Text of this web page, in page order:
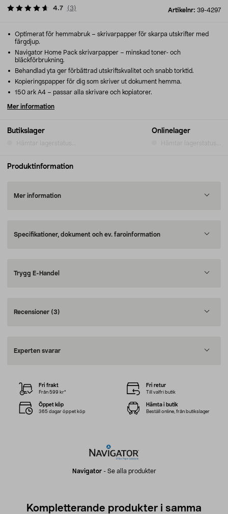
Artikelnr: 39-4297
4.7 (3)
Butikslager Onlinelager
Optimerat för hemmabruk – skrivarpapper för skarpa utskrifter med
färgdjup.
Navigator Home Pack skrivarpapper – minskad toner- och
bläckförbrukning.
Behandlad yta ger förbättrad utskriftskvalitet och snabb torktid.
Kopieringspapper för dig som skriver ut dokument hemma.
150 ark A4 – passar alla skrivare och kopiatorer.
Mer information
Produktinformation
Mer information
Specifikationer, dokument och ev. faroinformation
Trygg E-Handel
Recensioner (3)
Experten svarar
Navigator- Se alla produkter
Fri frakt
Från 599 kr*
Fri retur
Till valfri butik
Öppet köp
365 dagar öppet köp
Hämta i butik
Beställ online, från butikslager
Kompletterande produkter i samma